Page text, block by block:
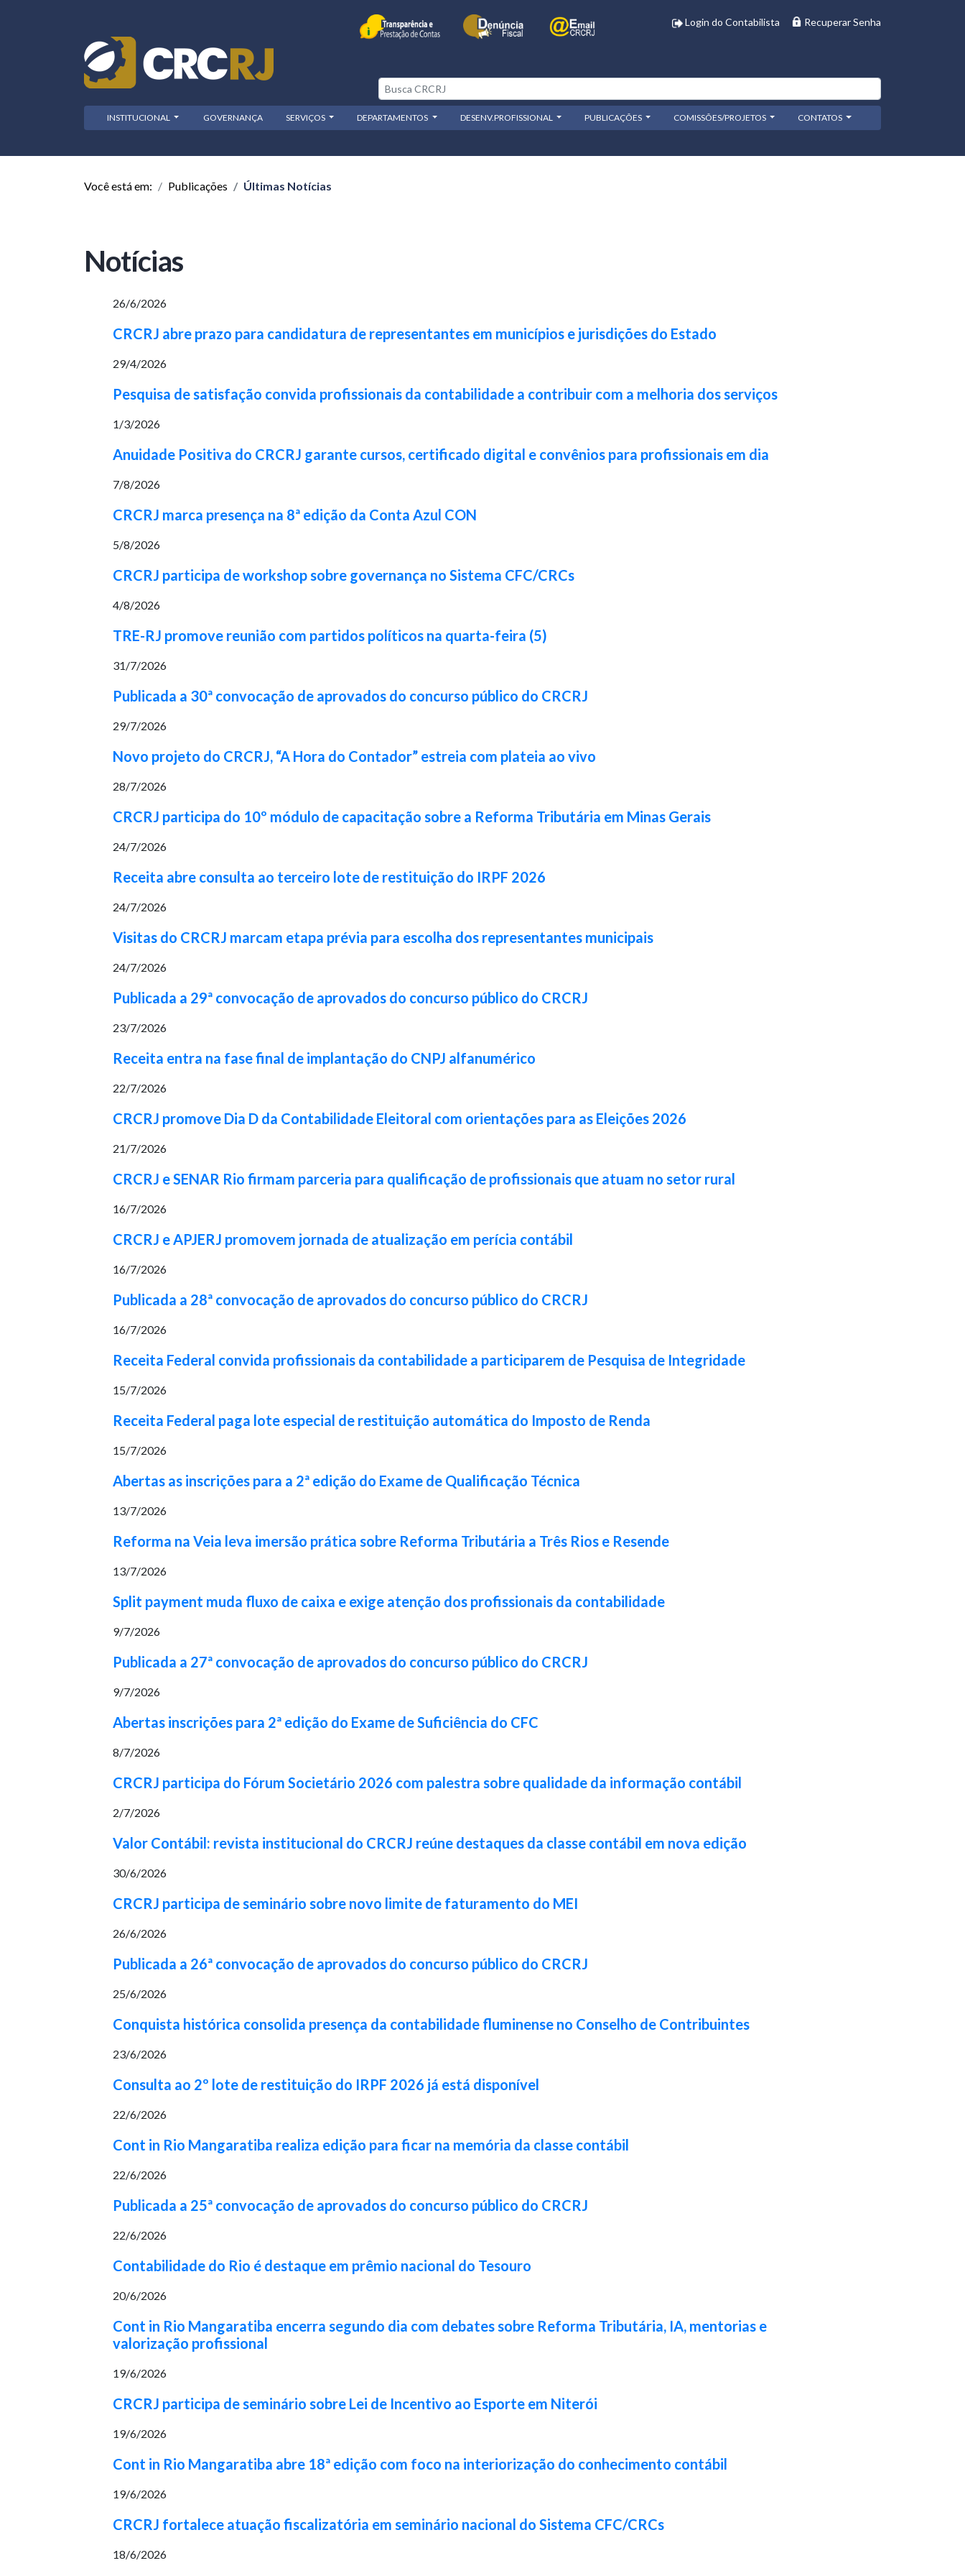
Login do Contabilista Recuperar Senha
INSTITUCIONAL GOVERNANÇA SERVIÇOS DEPARTAMENTOS DESENV.PROFISSIONAL PUBLICAÇÕES COMISSÕES/PROJETOS CONTATOS
Você está em: Publicações Últimas Notícias
Notícias
26/6/2026
CRCRJ abre prazo para candidatura de representantes em municípios e jurisdições do Estado
29/4/2026
Pesquisa de satisfação convida profissionais da contabilidade a contribuir com a melhoria dos serviços
1/3/2026
Anuidade Positiva do CRCRJ garante cursos, certificado digital e convênios para profissionais em dia
7/8/2026
CRCRJ marca presença na 8ª edição da Conta Azul CON
5/8/2026
CRCRJ participa de workshop sobre governança no Sistema CFC/CRCs
4/8/2026
TRE-RJ promove reunião com partidos políticos na quarta-feira (5)
31/7/2026
Publicada a 30ª convocação de aprovados do concurso público do CRCRJ
29/7/2026
Novo projeto do CRCRJ, “A Hora do Contador” estreia com plateia ao vivo
28/7/2026
CRCRJ participa do 10º módulo de capacitação sobre a Reforma Tributária em Minas Gerais
24/7/2026
Receita abre consulta ao terceiro lote de restituição do IRPF 2026
24/7/2026
Visitas do CRCRJ marcam etapa prévia para escolha dos representantes municipais
24/7/2026
Publicada a 29ª convocação de aprovados do concurso público do CRCRJ
23/7/2026
Receita entra na fase final de implantação do CNPJ alfanumérico
22/7/2026
CRCRJ promove Dia D da Contabilidade Eleitoral com orientações para as Eleições 2026
21/7/2026
CRCRJ e SENAR Rio firmam parceria para qualificação de profissionais que atuam no setor rural
16/7/2026
CRCRJ e APJERJ promovem jornada de atualização em perícia contábil
16/7/2026
Publicada a 28ª convocação de aprovados do concurso público do CRCRJ
16/7/2026
Receita Federal convida profissionais da contabilidade a participarem de Pesquisa de Integridade
15/7/2026
Receita Federal paga lote especial de restituição automática do Imposto de Renda
15/7/2026
Abertas as inscrições para a 2ª edição do Exame de Qualificação Técnica
13/7/2026
Reforma na Veia leva imersão prática sobre Reforma Tributária a Três Rios e Resende
13/7/2026
Split payment muda fluxo de caixa e exige atenção dos profissionais da contabilidade
9/7/2026
Publicada a 27ª convocação de aprovados do concurso público do CRCRJ
9/7/2026
Abertas inscrições para 2ª edição do Exame de Suficiência do CFC
8/7/2026
CRCRJ participa do Fórum Societário 2026 com palestra sobre qualidade da informação contábil
2/7/2026
Valor Contábil: revista institucional do CRCRJ reúne destaques da classe contábil em nova edição
30/6/2026
CRCRJ participa de seminário sobre novo limite de faturamento do MEI
26/6/2026
Publicada a 26ª convocação de aprovados do concurso público do CRCRJ
25/6/2026
Conquista histórica consolida presença da contabilidade fluminense no Conselho de Contribuintes
23/6/2026
Consulta ao 2º lote de restituição do IRPF 2026 já está disponível
22/6/2026
Cont in Rio Mangaratiba realiza edição para ficar na memória da classe contábil
22/6/2026
Publicada a 25ª convocação de aprovados do concurso público do CRCRJ
22/6/2026
Contabilidade do Rio é destaque em prêmio nacional do Tesouro
20/6/2026
Cont in Rio Mangaratiba encerra segundo dia com debates sobre Reforma Tributária, IA, mentorias e
valorização profissional
19/6/2026
CRCRJ participa de seminário sobre Lei de Incentivo ao Esporte em Niterói
19/6/2026
Cont in Rio Mangaratiba abre 18ª edição com foco na interiorização do conhecimento contábil
19/6/2026
CRCRJ fortalece atuação fiscalizatória em seminário nacional do Sistema CFC/CRCs
18/6/2026